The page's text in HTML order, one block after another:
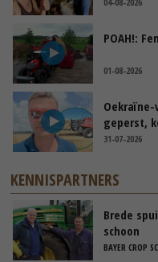
POAH!:
01-08-2026
geperst,
31-07-2026
KENNISPARTNERS
Brede
schoon
BAYER CROP